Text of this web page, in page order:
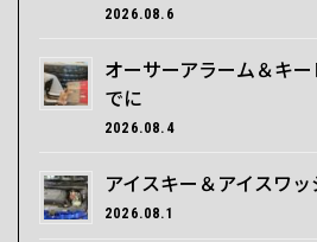
2026.08.6
オーサーアラーム＆キ
でに
2026.08.4
アイスキー＆アイスワッ
2026.08.1